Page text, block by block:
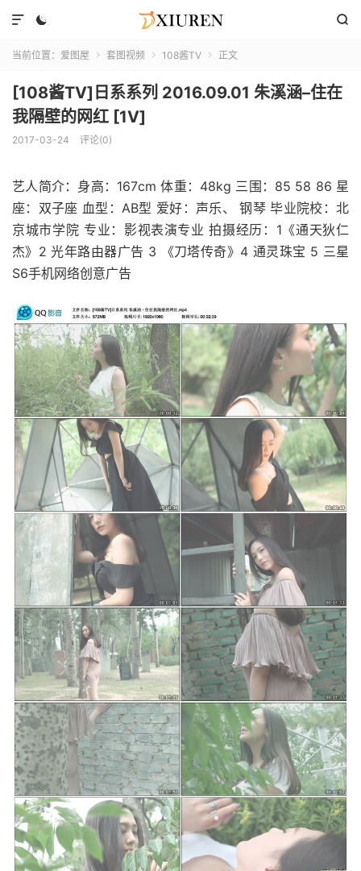
 

当前位置： 爱图屋  套图视频  108酱TV  正文
[108酱TV]日系系列 2016.09.01 朱溪涵–住在
我隔壁的网红 [1V]
2017-03-24 评论(0)
艺人简介：身高：167cm 体重：48kg 三围：85 58 86 星
座：双子座 血型：AB型 爱好：声乐、 钢琴 毕业院校：北
京城市学院 专业：影视表演专业 拍摄经历：1《通天狄仁
杰》2 光年路由器广告 3 《刀塔传奇》4 通灵珠宝 5 三星
S6手机网络创意广告